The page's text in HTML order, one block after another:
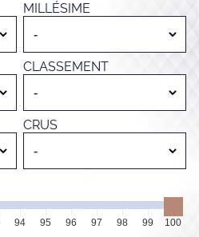
MILLÉSIME
CLASSEMENT
CRUS
94 95 96 97 98 99 100